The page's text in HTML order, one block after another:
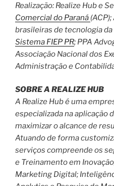
Realização: Realize Hub e
Comercial do Paraná
brasileiras de tecnologia
Sistema FIEP PR; PPA
Associação Nacional dos
Administração e
SOBRE A REALIZE HUB
A Realize Hub é uma
especializada na aplicação
maximizar o alcance de
Atuando de forma
serviços compreende os
e Treinamento em
Marketing Digital;